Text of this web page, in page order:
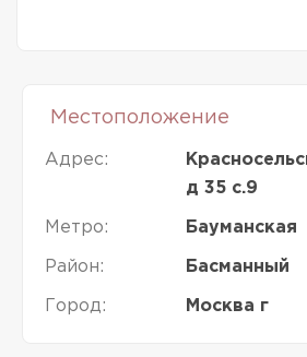
Местоположение
Адрес:
д 35 с.9
Метро: Бауманская
Район: Басманный
Город: Москва г